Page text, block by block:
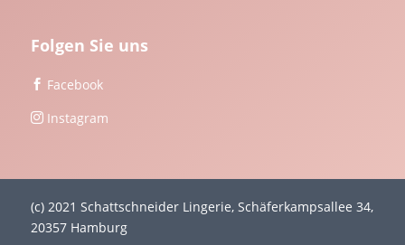
Folgen Sie uns
 Facebook
 Instagram
(c) 2021 Schattschneider Lingerie, Schäferkampsallee 34,
20357 Hamburg